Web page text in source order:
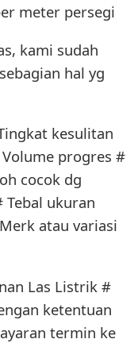
meter persegi
kami sudah
hal yg
kesulitan
progres #
cocok dg
ukuran
atau variasi
Las Listrik #
ketentuan
termin ke